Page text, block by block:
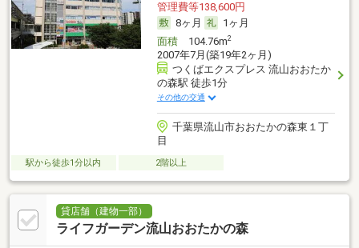
管理費等138,600円
8ヶ月
1ヶ月
面積104.76m2
2007年7月(築19年2ヶ月)
つくばエクスプレス 流山おおたか
の森駅 徒歩1分
その他の交通
千葉県流山市おおたかの森東１丁
目
駅から徒歩1分以内 2階以上
貸店舗（建物一部）
ライフガーデン流山おおたかの森